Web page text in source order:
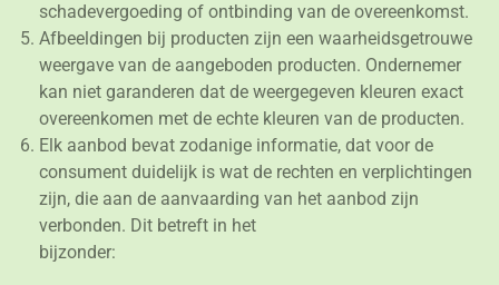
schadevergoeding of ontbinding van de overeenkomst.
Afbeeldingen bij producten zijn een waarheidsgetrouwe
weergave van de aangeboden producten. Ondernemer
kan niet garanderen dat de weergegeven kleuren exact
overeenkomen met de echte kleuren van de producten.
Elk aanbod bevat zodanige informatie, dat voor de
consument duidelijk is wat de rechten en verplichtingen
zijn, die aan de aanvaarding van het aanbod zijn
verbonden. Dit betreft in het
bijzonder: